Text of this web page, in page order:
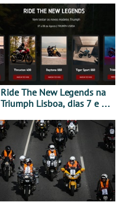
Ride The New Legends na
Triumph Lisboa, dias 7 e 8